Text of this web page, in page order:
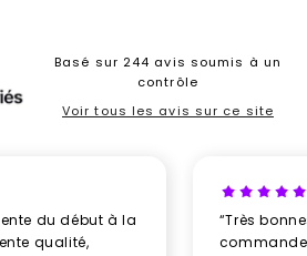
Basé sur 244 avis soumis à un
contrôle
Voir tous les avis sur ce site
du début à la
qualité,
“Très